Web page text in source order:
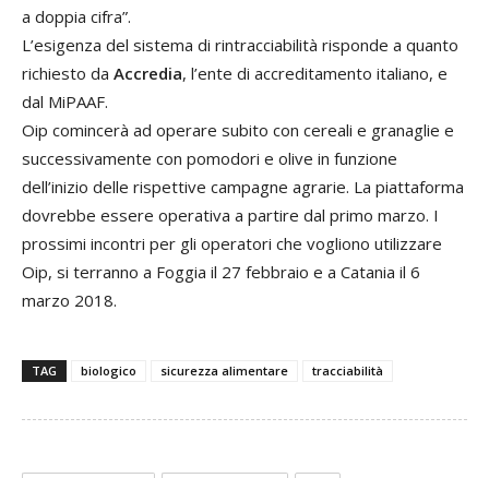
a doppia cifra”.
L’esigenza del sistema di rintracciabilità risponde a quanto
richiesto da Accredia, l’ente di accreditamento italiano, e
dal MiPAAF.
Oip comincerà ad operare subito con cereali e granaglie e
successivamente con pomodori e olive in funzione
dell’inizio delle rispettive campagne agrarie. La piattaforma
dovrebbe essere operativa a partire dal primo marzo. I
prossimi incontri per gli operatori che vogliono utilizzare
Oip, si terranno a Foggia il 27 febbraio e a Catania il 6
marzo 2018.
TAG biologico sicurezza alimentare tracciabilità